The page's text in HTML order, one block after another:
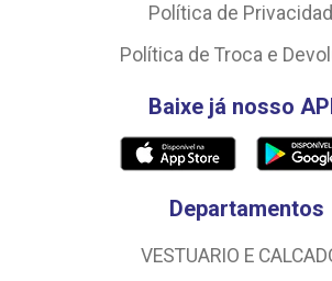
Política de
Política de Troca e
Baixe já nosso
Departamentos
VESTUARIO E